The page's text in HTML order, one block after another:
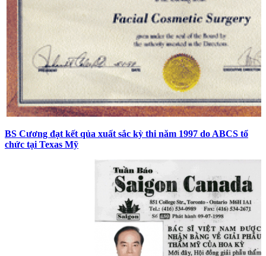
BS Cương đạt kết qủa xuất sắc kỳ thi năm 1997 do ABCS tổ
chức tại Texas Mỹ